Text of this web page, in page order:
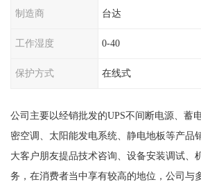
制造商 台达
工作湿度 0-40
保护方式 在线式
公司主要以经销批发的UPS不间断电源、蓄
密空调、太阳能发电系统、静电地板等产品
大客户朋友提品技术咨询、设备安装调试、
务，在消费者当中享有较高的地位，公司与